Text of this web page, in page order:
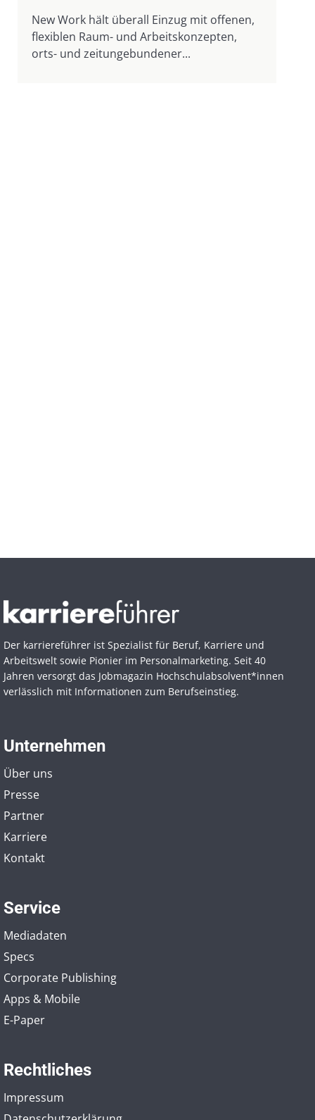
New Work hält überall Einzug mit offenen,
flexiblen Raum- und Arbeitskonzepten,
orts- und zeitungebundener...
Der karriereführer ist Spezialist für Beruf, Karriere und
Arbeitswelt sowie Pionier im Personal­marketing. Seit 40
Jahren versorgt das Jobmagazin Hochschul­absolvent*innen
verlässlich mit Informationen zum Berufseinstieg.
Unternehmen
Über uns
Presse
Partner
Karriere
Kontakt
Service
Mediadaten
Specs
Corporate Publishing
Apps & Mobile
E-Paper
Rechtliches
Impressum